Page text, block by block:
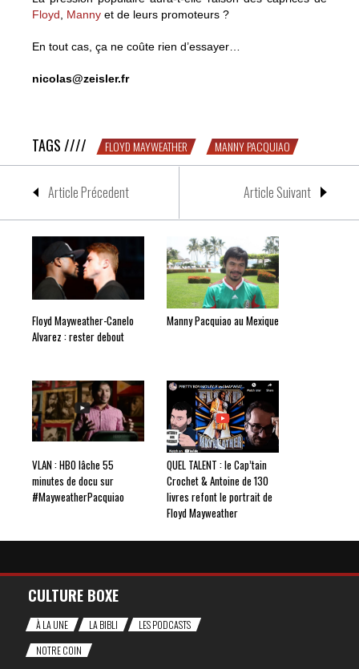
Floyd
Manny et de leurs promoteurs ?
En tout cas, ça ne coûte rien d’essayer…
nicolas@zeisler.fr
TAGS //// FLOYD MAYWEATHER MANNY PACQUIAO
Article Précedent Article Suivant
Floyd Mayweather-Canelo
Alvarez : rester debout
Manny Pacquiao au Mexique
VLAN : HBO lâche 55
minutes de docu sur
#MayweatherPacquiao
QUEL TALENT : le Cap’tain
Crochet & Antoine de 130
livres refont le portrait de
Floyd Mayweather
CULTURE BOXE
À LA UNE LA BIBLI
LES PODCASTS
NOTRE COIN